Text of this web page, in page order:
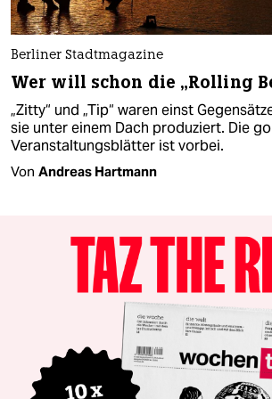
Berliner Stadtmagazine
Wer will schon die „Rolling
„Zitty“ und „Tip“ waren einst
sie unter einem Dach produziert. Die
Veranstaltungsblätter ist vorbei.
Von Andreas Hartmann